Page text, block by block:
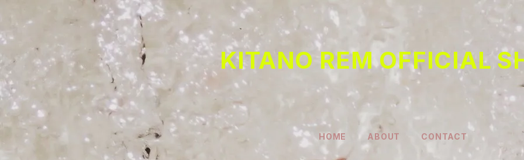
KITANO REM OFFICIAL
HOME ABOUT CONTACT